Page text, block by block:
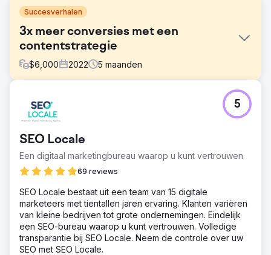
Succesverhalen
3x meer conversies met een
contentstrategie
$6,000 2022 5 maanden
Een SaaS-startup in de HR-technologiesector had een
moderne website, maar trok geen leads aan. De blog
er was weinig organische zichtbaarheid voor belangrijke
functies of use cases.
Oplossing
op trefwoorden met een hoge intentie voor HR-
compliance, payroll en onboarding. We creëerden
nieuwe landingspagina's, lange blogs en casestudy's ter
ondersteuning van elke fase van de customer journey.
Interne links en metadata werden geoptimaliseerd.
SEO Locale
Een digitaal marketingbureau waarop u kunt vertrouwen
69 reviews
5
SEO Locale bestaat uit een team van 15 digitale
marketeers met tientallen jaren ervaring. Klanten variëren
van kleine bedrijven tot grote ondernemingen. Eindelijk
een SEO-bureau waarop u kunt vertrouwen. Volledige
transparantie bij SEO Locale. Neem de controle over uw
SEO met SEO Locale.